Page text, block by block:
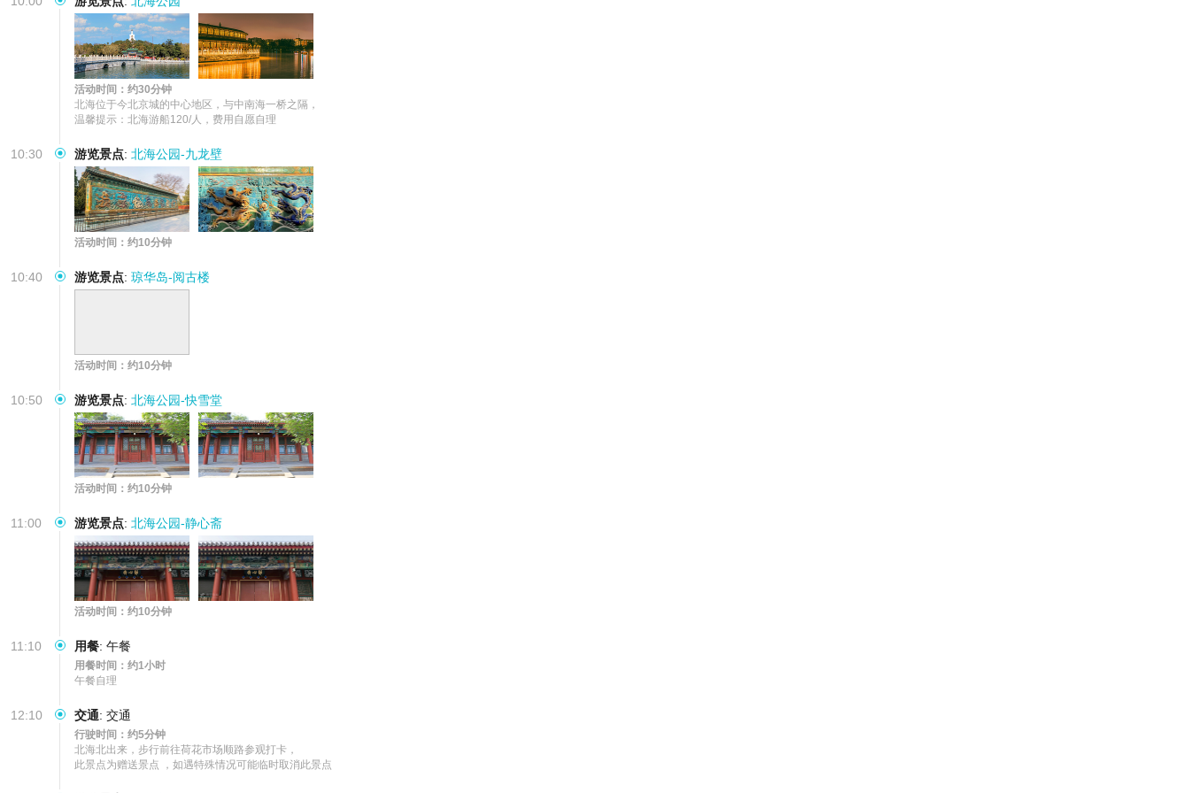
活动时间：约30分钟
北海位于今北京城的中心地区，与中南海一桥之隔，
温馨提示：北海游船120/人，费用自愿自理
10:30 游览景点: 北海公园-九龙壁
活动时间：约10分钟
10:40 游览景点: 琼华岛-阅古楼
活动时间：约10分钟
10:50 游览景点: 北海公园-快雪堂
活动时间：约10分钟
11:00 游览景点: 北海公园-静心斋
活动时间：约10分钟
11:10 用餐: 午餐
用餐时间：约1小时
午餐自理
12:10 交通: 交通
行驶时间：约5分钟
北海北出来，步行前往荷花市场顺路参观打卡，
此景点为赠送景点 ，如遇特殊情况可能临时取消此景点